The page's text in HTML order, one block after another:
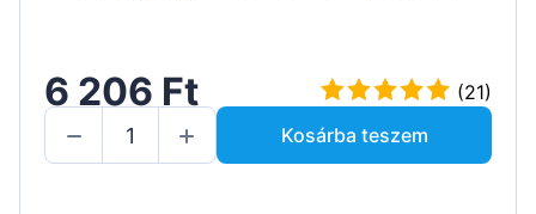
6 206 Ft
(21)
Kosárba teszem